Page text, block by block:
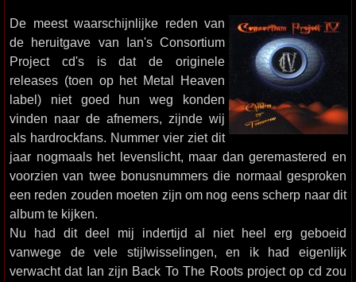
De meest waarschijnlijke reden van
de heruitgave van Ian's Consortium
Project cd's is dat de originele
releases (toen op het Metal Heaven
label) niet goed hun weg konden
vinden naar de afnemers, zijnde wij
als hardrockfans. Nummer vier ziet dit
jaar nogmaals het levenslicht, maar dan geremastered en
voorzien van twee bonusnummers die normaal gesproken
een reden zouden moeten zijn om nog eens scherp naar dit
album te kijken.
Nu had dit deel mij indertijd al niet heel erg geboeid
vanwege de vele stijlwisselingen, en ik had eigenlijk
verwacht dat Ian zijn Back To The Roots project op cd zou